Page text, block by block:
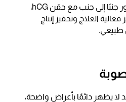
غالبًا ما تستخدم جونابيور جنبًا إلى جنب مع حقن hCG،
العلاج وتحفيز إنتاج
طبيعي.
يظهر دائمًا بأعراض واضحة،